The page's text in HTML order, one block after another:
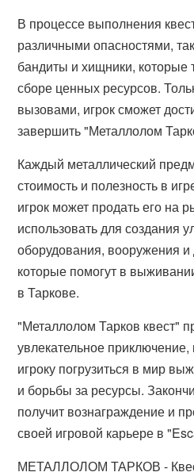
В процессе выполнения
различными опасностями,
бандиты и хищники, которые
сборе ценных ресурсов.
вызовами, игрок сможет
завершить "Металлолом
Каждый металлический
стоимость и полезность в
игрок может продать его на
использовать для создания
оборудования, вооружения и
которые помогут в
в Таркове.
"Металлолом Тарков квест"
увлекательное приключение,
игроку погрузиться в мир
и борьбы за ресурсы.
получит вознаграждение и
своей игровой карьере в
МЕТАЛЛОЛОМ ТАРКОВ -